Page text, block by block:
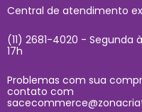
Central de atendimento
(11) 2681-4020 - Segunda
17h
Problemas com sua
contato com